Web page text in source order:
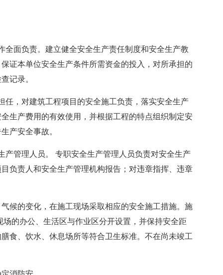
全面负责。建立健全安全生产责任制度和安全生产教
证本单位安全生产条件所需资金的投入，对所承担的
记录。
任，对建筑工程项目的安全施工负责，落实安全生产
生产费用的有效使用，并根据工程的特点组织制定安
产安全事故。
产管理人员。 专职安全生产管理人员负责对安全生产
负责人和安全生产管理机构报告；对违章指挥、违章
候的变化，在施工现场采取相应的安全施工措施。施
的办公、生活区与作业区分开设置，并保持安全距
食、饮水、休息场所等符合卫生标准。不在尚未竣工